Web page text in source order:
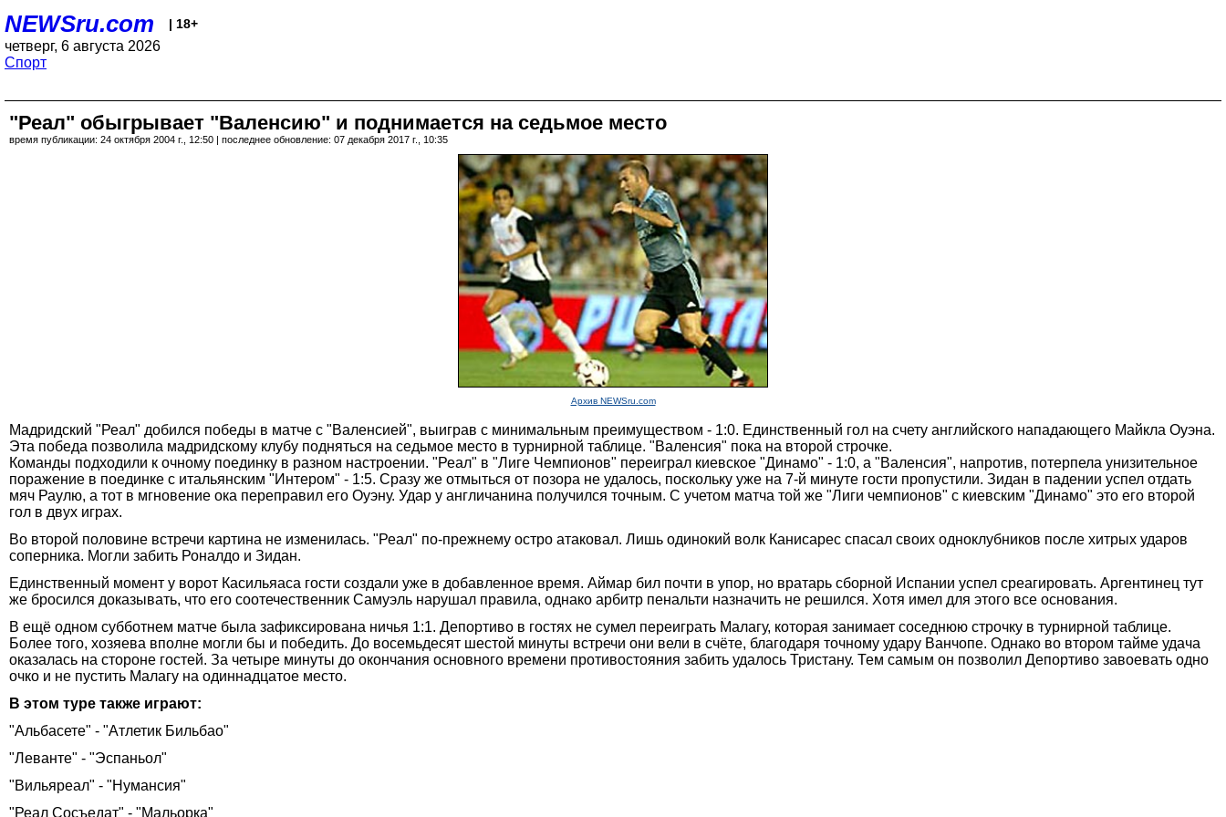
NEWSru.com | 18+
четверг, 6 августа 2026
Спорт
"Реал" обыгрывает "Валенсию" и поднимается на седьмое место
время публикации: 24 октября 2004 г., 12:50 | последнее обновление: 07 декабря 2017 г., 10:35
Архив NEWSru.com
Мадридский "Реал" добился победы в матче с "Валенсией", выиграв с минимальным преимуществом - 1:0. Единственный гол на счету английского нападающего Майкла Оуэна.
Эта победа позволила мадридскому клубу подняться на седьмое место в турнирной таблице. "Валенсия" пока на второй строчке.
Команды подходили к очному поединку в разном настроении. "Реал" в "Лиге Чемпионов" переиграл киевское "Динамо" - 1:0, а "Валенсия", напротив, потерпела унизительное
поражение в поединке с итальянским "Интером" - 1:5. Сразу же отмыться от позора не удалось, поскольку уже на 7-й минуте гости пропустили. Зидан в падении успел отдать
мяч Раулю, а тот в мгновение ока переправил его Оуэну. Удар у англичанина получился точным. С учетом матча той же "Лиги чемпионов" с киевским "Динамо" это его второй
гол в двух играх.
Во второй половине встречи картина не изменилась. "Реал" по-прежнему остро атаковал. Лишь одинокий волк Канисарес спасал своих одноклубников после хитрых ударов
соперника. Могли забить Роналдо и Зидан.
Единственный момент у ворот Касильяаса гости создали уже в добавленное время. Аймар бил почти в упор, но вратарь сборной Испании успел среагировать. Аргентинец тут
же бросился доказывать, что его соотечественник Самуэль нарушал правила, однако арбитр пенальти назначить не решился. Хотя имел для этого все основания.
В ещё одном субботнем матче была зафиксирована ничья 1:1. Депортиво в гостях не сумел переиграть Малагу, которая занимает соседнюю строчку в турнирной таблице.
Более того, хозяева вполне могли бы и победить. До восемьдесят шестой минуты встречи они вели в счёте, благодаря точному удару Ванчопе. Однако во втором тайме удача
оказалась на стороне гостей. За четыре минуты до окончания основного времени противостояния забить удалось Тристану. Тем самым он позволил Депортиво завоевать одно
очко и не пустить Малагу на одиннадцатое место.
В этом туре также играют:
"Альбасете" - "Атлетик Бильбао"
"Леванте" - "Эспаньол"
"Вильяреал" - "Нумансия"
"Реал Сосъедат" - "Мальорка"